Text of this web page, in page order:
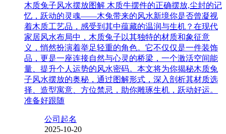
木质兔子风水摆放图解 木质牛摆件的正确摆放,尘封的记
忆，跃动的灵魂——木兔带来的风水新境你是否曾凝视
着木质工艺品，感受到其中蕴藏的温润与生机？在现代
家居风水布局中，木质兔子以其独特的材质和象征意
义，悄然扮演着举足轻重的角色。它不仅仅是一件装饰
品，更是一座连接自然与心灵的桥梁，一个激活空间能
量、提升个人运势的风水密码。本文将为你揭秘木质兔
子风水摆放的奥秘，通过图解形式，深入剖析其材质选
择、造型寓意、方位禁忌，助你雕琢生机，跃动好运。
准备好跟随
公司起名
2025-10-20